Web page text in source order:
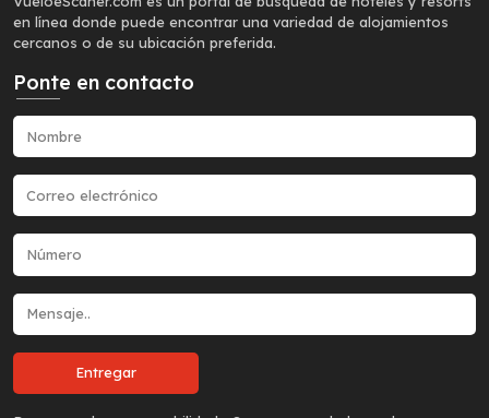
en línea donde puede encontrar una variedad de alojamientos
cercanos o de su ubicación preferida.
Ponte en contacto